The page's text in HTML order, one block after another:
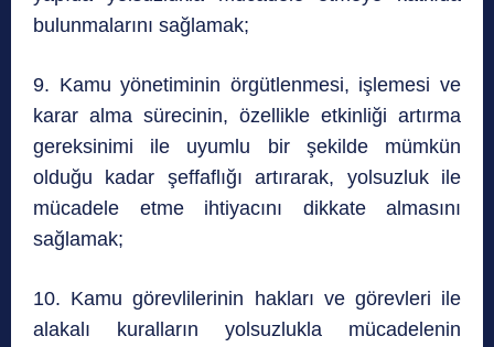
bulunmalarını sağlamak;
9. Kamu yönetiminin örgütlenmesi, işlemesi ve
karar alma sürecinin, özellikle etkinliği artırma
gereksinimi ile uyumlu bir şekilde mümkün
olduğu kadar şeffaflığı artırarak, yolsuzluk ile
mücadele etme ihtiyacını dikkate almasını
sağlamak;
10. Kamu görevlilerinin hakları ve görevleri ile
alakalı kuralların yolsuzlukla mücadelenin